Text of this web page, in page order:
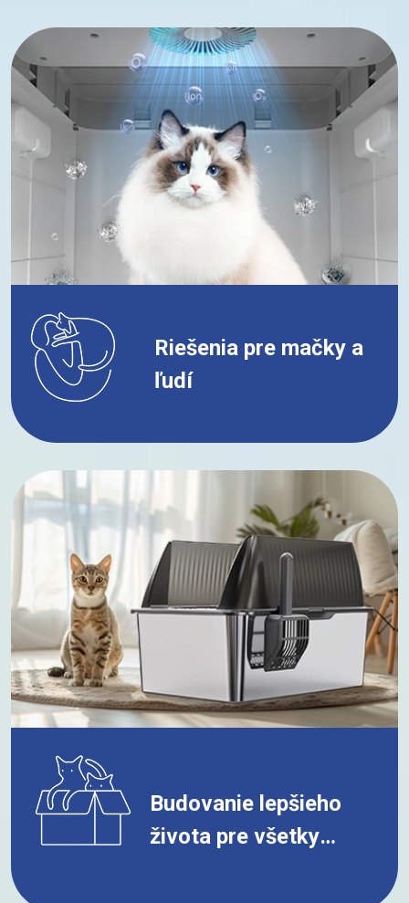
Riešenia pre mačky a
ľudí
Budovanie lepšieho
života pre všetky